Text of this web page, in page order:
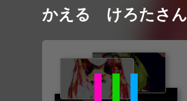
かえる けろたさん